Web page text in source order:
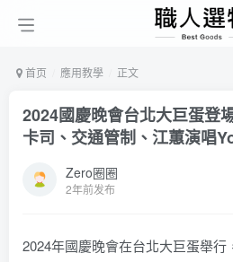
首页 應用教學 正文
2024國慶晚會台北大巨蛋登
卡司、交通管制、江蕙演唱
Zero圈圈
2年前发布
2024年國慶晚會在台北大巨蛋舉